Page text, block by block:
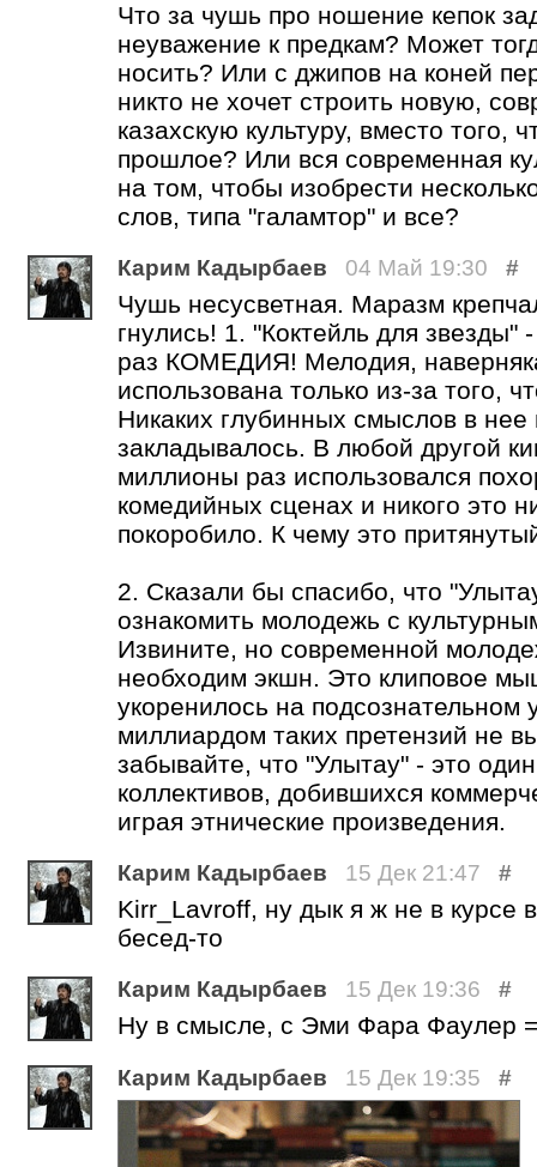
Что за чушь про ношение кепок
неуважение к предкам? Может
носить? Или с джипов на коней
никто не хочет строить новую,
казахскую культуру, вместо того,
прошлое? Или вся современная
на том, чтобы изобрести
слов, типа "галамтор" и все?
Карим Кадырбаев 04 Май 19:30 #
Чушь несусветная. Маразм
гнулись! 1. "Коктейль для звезды"
раз КОМЕДИЯ! Мелодия,
использована только из-за того,
Никаких глубинных смыслов в нее
закладывалось. В любой другой
миллионы раз использовался
комедийных сценах и никого это
покоробило. К чему это
2. Сказали бы спасибо, что
ознакомить молодежь с
Извините, но современной
необходим экшн. Это клиповое
укоренилось на подсознательном
миллиардом таких претензий не
забывайте, что "Улытау" - это
коллективов, добившихся
играя этнические произведения.
Карим Кадырбаев 15 Дек 21:47 #
Kirr_Lavroff, ну дык я ж не в курсе
бесед-то
Карим Кадырбаев 15 Дек 19:36 #
Ну в смысле, с Эми Фара Фаулер
Карим Кадырбаев 15 Дек 19:35 #